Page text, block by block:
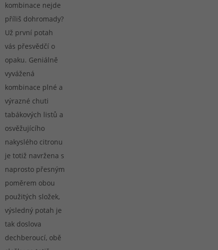
kombinace nejde
příliš dohromady?
Už první potah
vás přesvědčí o
opaku. Geniálně
vyvážená
kombinace plné a
výrazné chuti
tabákových listů a
osvěžujícího
nakyslého citronu
je totiž navržena s
naprosto přesným
poměrem obou
použitých složek,
výsledný potah je
tak doslova
dechberoucí, obě